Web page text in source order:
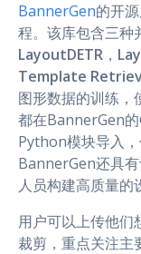
BannerGen的开
程。该库包含三种
LayoutDETR ，
Template
图形数据的训练，
都在BannerGen
Python模块导入，
BannerGen还具
人员构建高质量的
用户可以上传他们
裁剪，重点关注主